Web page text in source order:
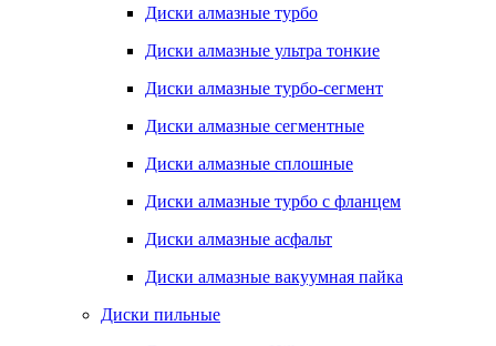
Диски алмазные турбо
Диски алмазные ультра тонкие
Диски алмазные турбо-сегмент
Диски алмазные сегментные
Диски алмазные сплошные
Диски алмазные турбо с фланцем
Диски алмазные асфальт
Диски алмазные вакуумная пайка
Диски пильные